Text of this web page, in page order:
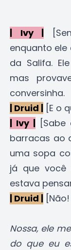
| Ivy |
enquanto
da Salifa.
mas
conversinha.
| Druid | [E o
| Ivy |
barracas ao
uma sopa
já que você
estava
| Druid |
Nossa, ele
do que eu